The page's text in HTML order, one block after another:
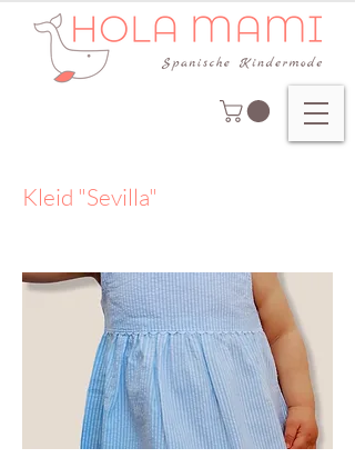
Kleid "Sevilla"